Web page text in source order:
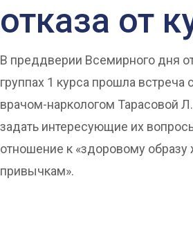
отказа от
В преддверии Всемирного дня
группах 1 курса прошла
врачом-наркологом Тарасовой
задать интересующие их
отношение к «здоровому
привычкам».